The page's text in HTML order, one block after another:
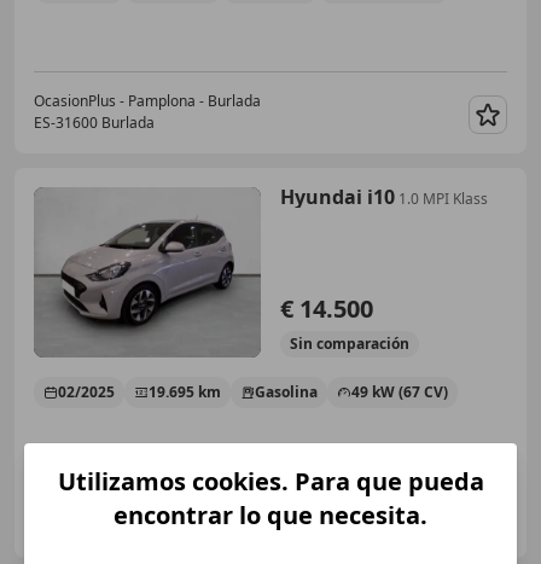
OcasionPlus - Pamplona - Burlada
ES-31600 Burlada
Hyundai i10 1.0 MPI Klass
€ 14.500
Sin comparación
02/2025 19.695 km Gasolina 49 kW (67 CV)
MOVENTO MOTORPRIM HYUNDAI
ES-08300 MATARO
Utilizamos cookies. Para que pueda
encontrar lo que necesita.